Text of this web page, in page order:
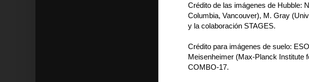
Crédito de las imágenes de Hubble:
Columbia, Vancouver), M. Gray
y la colaboración STAGES.
Crédito para imágenes de suelo:
Meisenheimer (Max-Planck Institute
COMBO-17.